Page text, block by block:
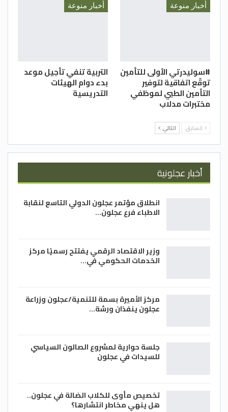
أخبار منوعة
#سوليدرتي الأولى للتأمين
توقّع اتفاقية لتوفير
التأمين الطبي لموظفي
مختبرات مدلاب
أخبار منوعة
التربية تنفي تأجيل موعد
بدء دوام الهيئات
التدريسية
السابق التالي
أخبار عجلونية
انطلاق مؤتمر عجلون الدولي التاسع لنقابة
الاطباء فرع عجلون…
وزير الاقتصاد الرقمي يفتتح رسميًا مركز
الخدمات الحكومي في…
مركز الأميرة بسمة للتنمية/عجلون وزراعة
عجلون ينفذان ورشة…
جلسة حوارية لمشروع الصالون السياسي
للسيدات في عجلون
تخصيص مأوى للكلاب الضالة في عجلون..
هل ينهي مخاطر انتشارها؟